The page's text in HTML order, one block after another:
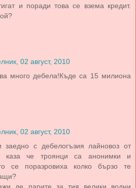
и поради това се взема кредит.
02 август, 2010
много дебела!Къде са 15 милиона
02 август, 2010
с дебелогъзия лайновоз от
каза че троянци са анонимки и
се поразровиха колко бързо те
де парите за тия велики водни